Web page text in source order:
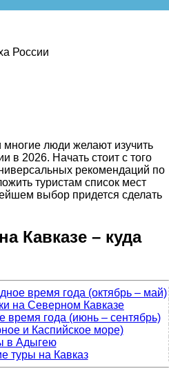
России
люди желают изучить
в 2026. Начать стоит с того
рекомендаций по
туристам список мест
выбор придется сделать
Кавказе – куда
время года (октябрь – май)
на Северном Кавказе
время года (июнь – сентябрь)
и Каспийское море)
в Адыгею
туры на Кавказ